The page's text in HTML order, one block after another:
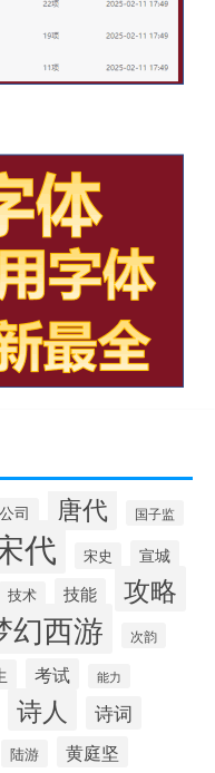
公司 唐代 国子监
代 宋史 宣城
技术 技能 攻略
幻西游 次韵
考试 能力
诗人 诗词
陆游 黄庭坚